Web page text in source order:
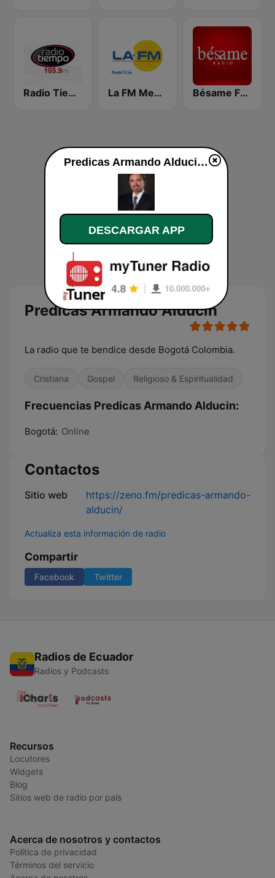
Radio Tiempo Medellín La FM Medellín Bésame FM Bogotá
Predicas Armando Alducin
La radio que te bendice desde Bogotá Colombia.
Cristiana Gospel Religioso & Espiritualidad
Frecuencias Predicas Armando Alducin:
Bogotá: Online
Contactos
Sitio web
https://zeno.fm/predicas-armando-
alducin/
Actualiza esta información de radio
Compartir
Facebook Twitter
Radios de Ecuador
Radios y Podcasts
Recursos
Locutores
Widgets
Blog
Sitios web de radio por país
Acerca de nosotros y contactos
Política de privacidad
Términos del servicio
Predicas Armando Alducin en vivo
DESCARGAR APP